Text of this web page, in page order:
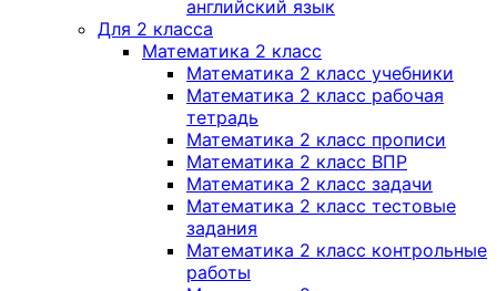
английский язык
Для 2 класса
Математика 2 класс
Математика 2 класс учебники
Математика 2 класс рабочая
тетрадь
Математика 2 класс прописи
Математика 2 класс ВПР
Математика 2 класс задачи
Математика 2 класс тестовые
задания
Математика 2 класс контрольные
работы